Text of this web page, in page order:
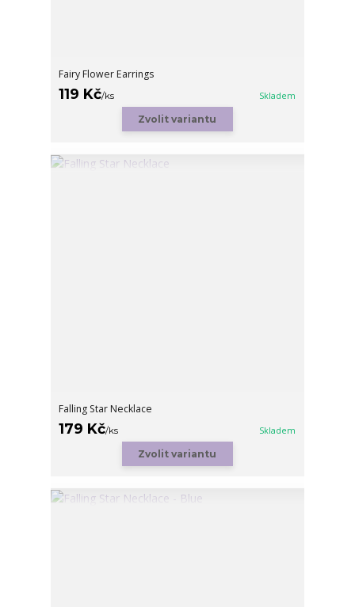
Fairy Flower Earrings
119 Kč/ks Skladem
Zvolit variantu
Falling Star Necklace
179 Kč/ks Skladem
Zvolit variantu